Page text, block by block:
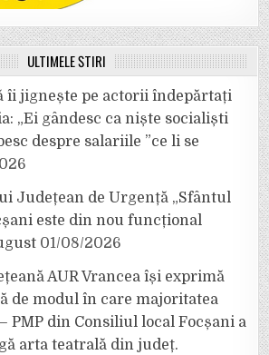
ULTIMELE ȘTIRI
îi jignește pe actorii îndepărtați
„Ei gândesc ca niște socialiști
despre salariile ”ce li se
Județean de Urgență „Sfântul
este din nou funcțional
01/08/2026
AUR Vrancea își exprimă
de modul în care majoritatea
PMP din Consiliul local Focșani a
arta teatrală din județ.